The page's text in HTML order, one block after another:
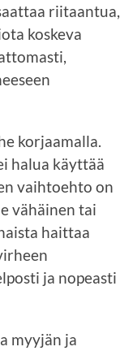
riitaantua,
koskeva
korjaamalla.
halua käyttää
vaihtoehto on
vähäinen tai
haittaa
ja nopeasti
myyjän ja